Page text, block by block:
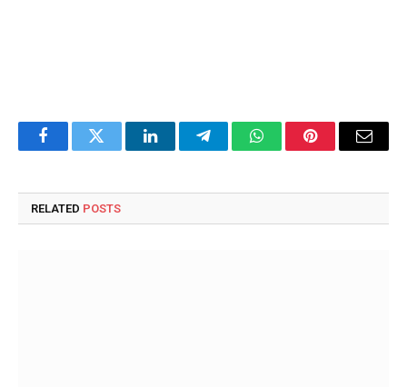
FacebookTwitter LinkedInTelegramWhatsAppPinterestEmail
RELATED POSTS